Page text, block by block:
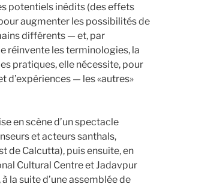
potentiels inédits (des effets
augmenter les possibilités de
différents — et, par
réinvente les terminologies, la
pratiques, elle nécessite, pour
d’expériences — les «autres»
en scène d’un spectacle
et acteurs santhals,
de Calcutta), puis ensuite, en
Cultural Centre et Jadavpur
la suite d’une assemblée de